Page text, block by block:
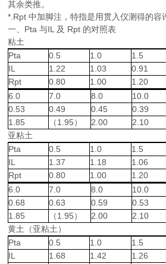
其余类推。
*.Rpt 中加脚注，特指是用贯入仪测得的容
一、Pta 与IL 及 Rpt 的对照表
粘土
Pta
0.5 1.0 1.5
IL
1.22 1.03 0.91
Rpt
0.80 1.00 1.20
6.0
7.0 8.0 10.0
0.53
0.49 0.45 0.39
1.85
（1.95） 2.00 2.10
亚粘土
Pta
0.5 1.0 1.5
IL
1.37 1.18 1.06
Rpt
0.80 1.00 1.20
6.0
7.0 8.0 10.0
0.68
0.63 0.59 0.53
1.85
（1.95） 2.00 2.10
黄土（亚粘土）
Pta
0.5 1.0 1.5
IL
1.68 1.42 1.26